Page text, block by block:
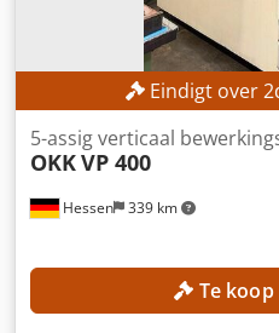
Eindigt over2
Hessen 339 km
5-assig verticaal
OKKVP 400
Te